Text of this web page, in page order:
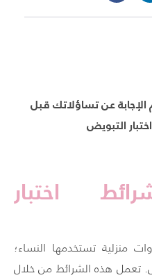
عن تساؤلاتك قبل
التبويض
اختبار
منزلية تستخدمها النساء؛
تعمل هذه الشرائط من خلال